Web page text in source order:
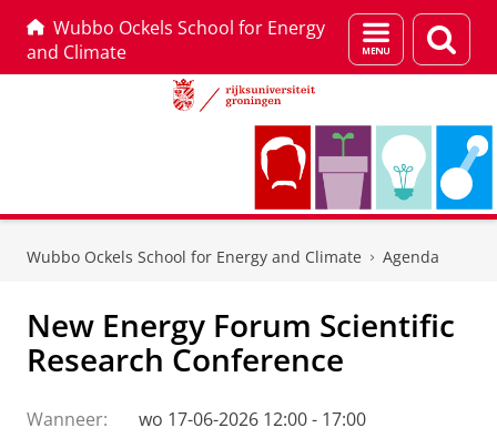
Wubbo Ockels School for Energy
and Climate
Menu
en
Wubbo Ockels School for Energy and Climate Agenda
New Energy Forum Scientific
Research Conference
Wanneer:
wo 17-06-2026 12:00 - 17:00